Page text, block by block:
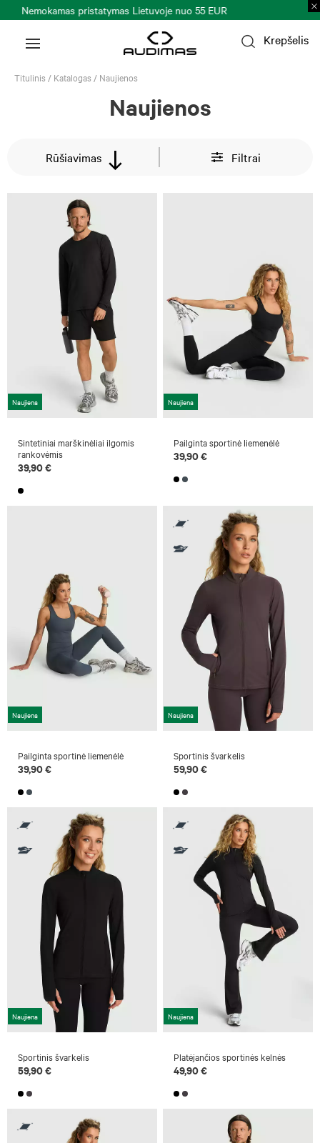
Prekių grąžinimas per 30 k. d.Plačiau >
Krepšelis
Titulinis / Katalogas / Naujienos
Naujienos
Rūšiavimas Filtrai
Naujiena
Sintetiniai marškinėliai ilgomis
rankovėmis
39,90 €
Naujiena
Pailginta sportinė liemenėlė
39,90 €
Naujiena
Pailginta sportinė liemenėlė
39,90 €
Naujiena
Sportinis švarkelis
59,90 €
Naujiena
Sportinis švarkelis
59,90 €
Naujiena
Platėjančios sportinės kelnės
49,90 €